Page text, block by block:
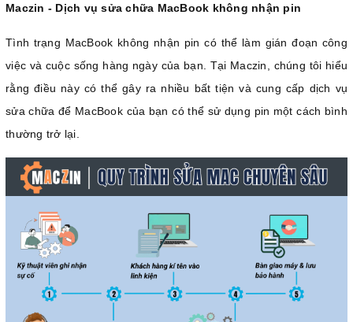
Maczin - Dịch vụ sửa chữa MacBook không nhận pin
Tình trạng MacBook không nhận pin có thể làm gián đoạn công
việc và cuộc sống hàng ngày của bạn. Tại Maczin, chúng tôi hiểu
rằng điều này có thể gây ra nhiều bất tiện và cung cấp dịch vụ
sửa chữa để MacBook của bạn có thể sử dụng pin một cách bình
thường trở lại.